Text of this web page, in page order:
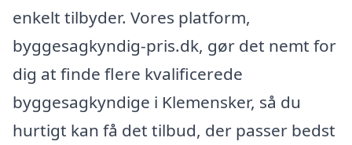
enkelt tilbyder. Vores platform,
byggesagkyndig-pris.dk, gør det nemt for
dig at finde flere kvalificerede
byggesagkyndige i Klemensker, så du
hurtigt kan få det tilbud, der passer bedst